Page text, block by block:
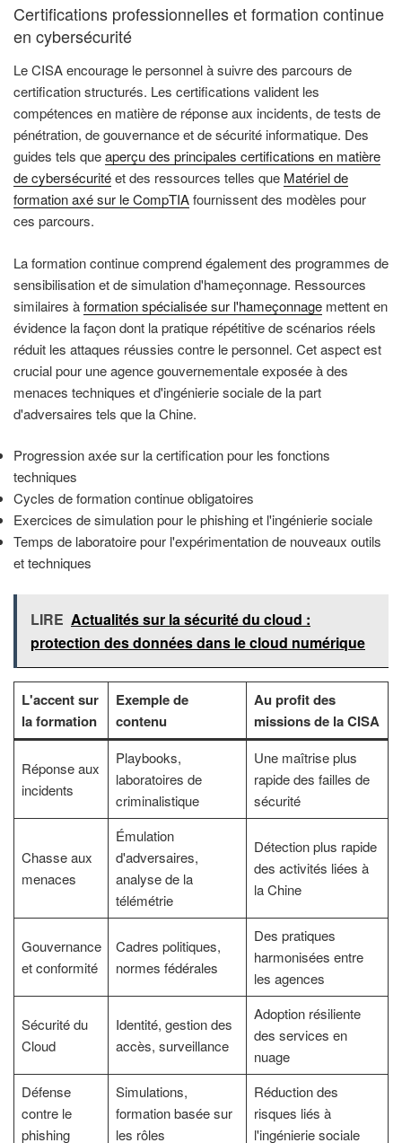
Certifications professionnelles et formation continue
en cybersécurité
Le CISA encourage le personnel à suivre des parcours de
certification structurés. Les certifications valident les
compétences en matière de réponse aux incidents, de tests de
pénétration, de gouvernance et de sécurité informatique. Des
guides tels queaperçu des principales certifications en matière
de cybersécuritéet des ressources telles que Matériel de
formation axé sur le CompTIAfournissent des modèles pour
ces parcours.
La formation continue comprend également des programmes de
sensibilisation et de simulation d'hameçonnage. Ressources
similaires àformation spécialisée sur l'hameçonnage mettent en
évidence la façon dont la pratique répétitive de scénarios réels
réduit les attaques réussies contre le personnel. Cet aspect est
crucial pour une agence gouvernementale exposée à des
menaces techniques et d'ingénierie sociale de la part
d'adversaires tels que la Chine.
Progression axée sur la certification pour les fonctions
techniques
Cycles de formation continue obligatoires
Exercices de simulation pour le phishing et l'ingénierie sociale
Temps de laboratoire pour l'expérimentation de nouveaux outils
et techniques
LIRE Actualités sur la sécurité du cloud :
protection des données dans le cloud numérique
L'accent sur
la formation
Exemple de
contenu
Au profit des
missions de la CISA
Réponse aux
incidents
Playbooks,
laboratoires de
criminalistique
Une maîtrise plus
rapide des failles de
sécurité
Chasse aux
menaces
Émulation
d'adversaires,
analyse de la
télémétrie
Détection plus rapide
des activités liées à
la Chine
Gouvernance
et conformité
Cadres politiques,
normes fédérales
Des pratiques
harmonisées entre
les agences
Sécurité du
Cloud
Identité, gestion des
accès, surveillance
Adoption résiliente
des services en
nuage
Défense
contre le
phishing
Simulations,
formation basée sur
les rôles
Réduction des
risques liés à
l'ingénierie sociale